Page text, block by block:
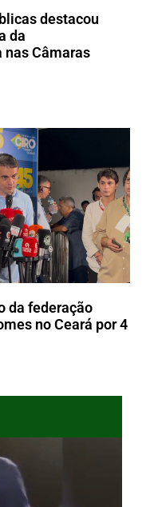
destacou
da
Câmaras
da federação
no Ceará por 4